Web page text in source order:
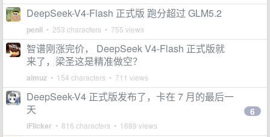
DeepSeek-V4-Flash 正式版 跑分超过 GLM5.2
penll • 253 characters • 755 views
智谱刚涨完价， DeepSeek V4-Flash 正式版就
来了，梁圣这是精准做空？
aimuz • 154 characters • 711 views
DeepSeek-V4 正式版发布了，卡在 7 月的最后一
天
iFlicker • 816 characters • 1689 views
6